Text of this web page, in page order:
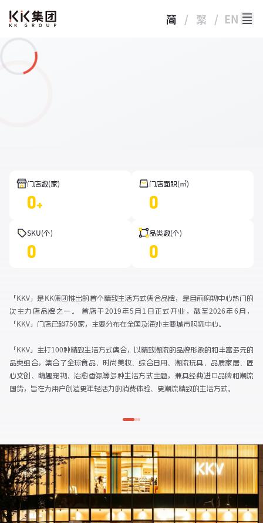
简 / 繁 / EN
门店数(家)
0+
门店面积(㎡)
0
SKU(个)
0
品类数(个)
0
「KKV」是KK集团推出的首个精致生活方式集合品牌，是目前购物中心热门的
次主力店品牌之一。 首店于2019年5月1日正式开业，截至2026年6月，
「KKV」门店已超750家，主要分布在全国及海外主要城市购物中心。
「KKV」主打100种精致生活方式集合，以精致潮流的品牌形象的和丰富多元的
品类组合，集合了全球食品、时尚美妆、综合日用、潮流玩具、品质家居、匠
心文创、萌趣宠物、治愈香氛等多种生活方式主题，兼具经典进口品牌和潮流
国货，旨在为用户创造更年轻活力的消费体验、更潮流精致的生活方式。